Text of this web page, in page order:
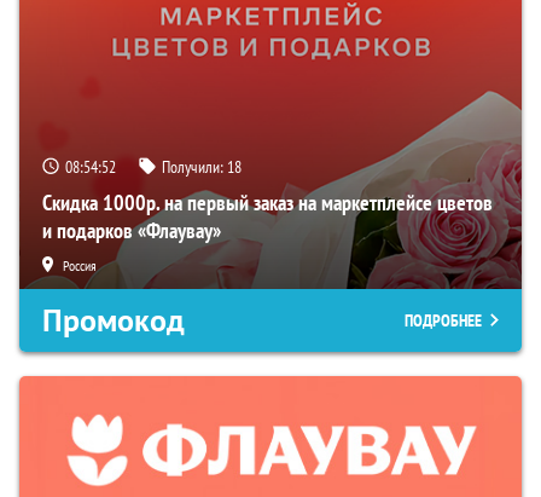
08:54:51 Получили: 18
Скидка 1000р. на первый заказ на маркетплейсе цветов
и подарков «Флаувау»
Россия
Промокод ПОДРОБНЕЕ